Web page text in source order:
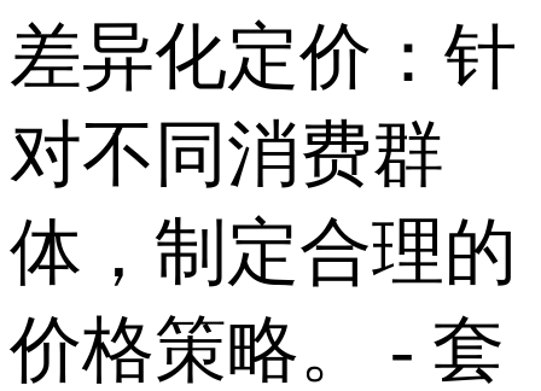
差异化定价：针
对不同消费群
体，制定合理的
价格策略。 - 套